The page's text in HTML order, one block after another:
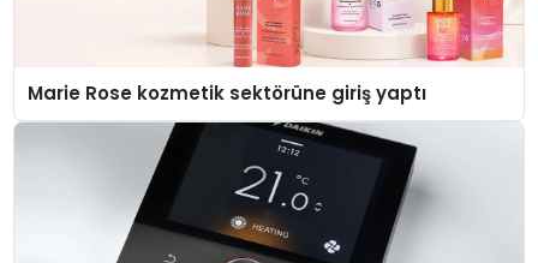
Marie Rose kozmetik sektörüne giriş yaptı